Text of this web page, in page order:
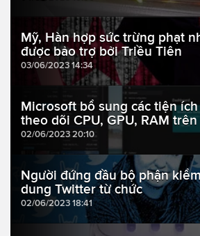
Mỹ, Hàn hợp sức trừng phạt
được bảo trợ bởi Triều Tiên
03/06/2023 14:34
Microsoft bổ sung các tiện
theo dõi CPU, GPU, RAM trên
02/06/2023 20:10
Người đứng đầu bộ phận
dung Twitter từ chức
02/06/2023 18:41